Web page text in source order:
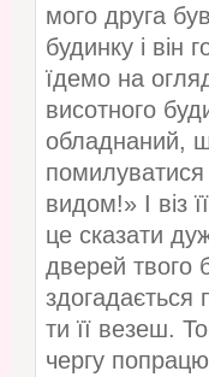
мого друга
будинку і він
їдемо на
висотного
обладнаний,
видом!» І віз
це сказати
дверей твого
здогадається
ти її везеш.
чергу